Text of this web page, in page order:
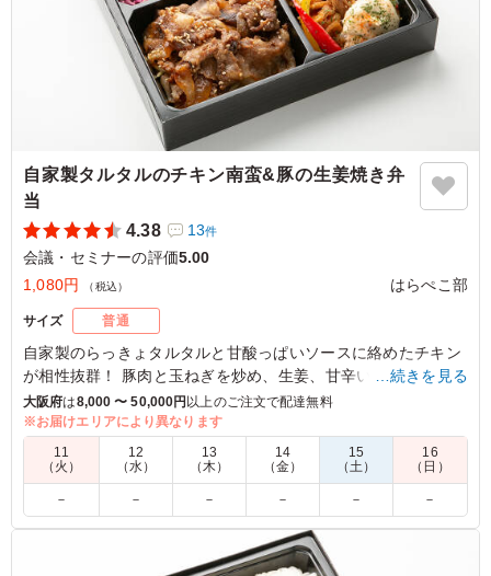
自家製タルタルのチキン南蛮&豚の生姜焼き弁
当
4.38
13件
会議・セミナーの評価5.00
1,080円
（税込） はらぺこ部
サイズ 普通
自家製のらっきょタルタルと甘酸っぱいソースに絡めたチキン
が相性抜群！ 豚肉と玉ねぎを炒め、生姜、甘辛いたれに包み込
まれた生姜焼きとのボリューミーなダブルメイン弁当をお楽し
み下さい。
5.0 株式会社ライブロード
「自家製タルタルのチキン南蛮＆豚の生姜焼き弁当」は、
まさに贅沢な一品でした！チキン南蛮は外はカリッと、中
はジューシーで、自家製タルタルソースがまろやかさとコ
クを引き立てて最高でした。豚の生姜焼きは風味豊かで、
…続きを見る
大阪府は8,000 〜 50,000円以上のご注文で配達無料
※お届けエリアにより異なります
11
（火）
12
（水）
13
（木）
14
（金）
15
（土）
16
（日）
－ － － － － －